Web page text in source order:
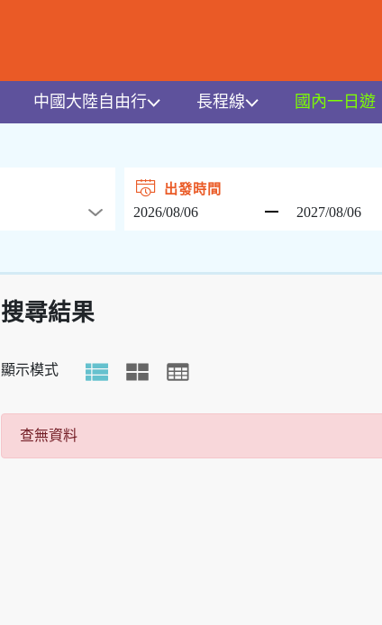
中國大陸自由行 長程線 國內一日遊
出發時間
搜尋結果
顯示模式
查無資料